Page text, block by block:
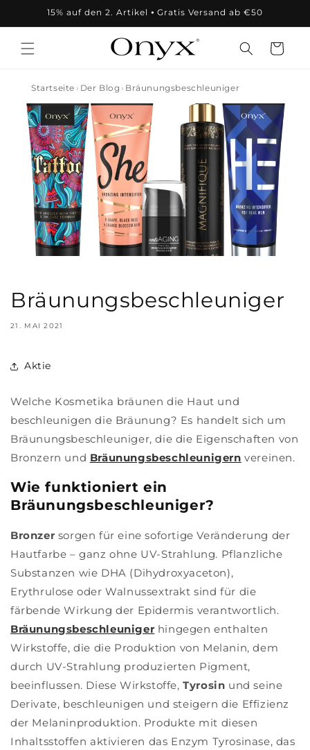
Inhalt
15% auf den 2. Artikel ⦁ Gratis Versand ab €50
Warenkorb
Startseite Der Blog Bräunungsbeschleuniger
Bräunungsbeschleuniger
21. MAI 2021
Aktie
Welche Kosmetika bräunen die Haut und
beschleunigen die Bräunung? Es handelt sich um
Bräunungsbeschleuniger, die die Eigenschaften von
Bronzern und Bräunungsbeschleunigern vereinen.
Wie funktioniert ein
Bräunungsbeschleuniger?
Bronzer sorgen für eine sofortige Veränderung der
Hautfarbe – ganz ohne UV-Strahlung. Pflanzliche
Substanzen wie DHA (Dihydroxyaceton),
Erythrulose oder Walnussextrakt sind für die
färbende Wirkung der Epidermis verantwortlich.
Bräunungsbeschleuniger hingegen enthalten
Wirkstoffe, die die Produktion von Melanin, dem
durch UV-Strahlung produzierten Pigment,
beeinflussen. Diese Wirkstoffe,Tyrosin und seine
Derivate, beschleunigen und steigern die Effizienz
der Melaninproduktion. Produkte mit diesen
Inhaltsstoffen aktivieren das Enzym Tyrosinase, das